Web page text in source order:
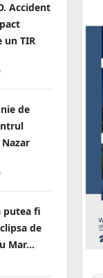
Accident
TIR
de
putea fi
de
Mar...